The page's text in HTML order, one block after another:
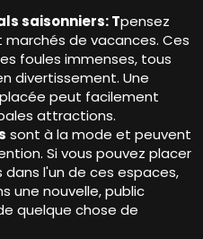
saisonniers: Tpensez
marchés de vacances. Ces
foules immenses, tous
divertissement. Une
peut facilement
attractions.
sont à la mode et peuvent
Si vous pouvez placer
l'un de ces espaces,
une nouvelle, public
quelque chose de